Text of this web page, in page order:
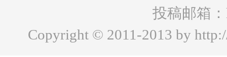
投稿邮箱
Copyright © 2011-2013 by